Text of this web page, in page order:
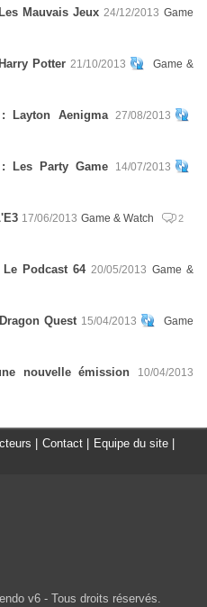
Mauvais Jeux 24/12/2013 Game
Potter 21/10/2013
Game &
Layton Aenigma
27/08/2013
Les Party Game
14/07/2013
17/06/2013 Game & Watch 2
Podcast 64 20/05/2013 Game &
Quest 15/04/2013
Game
nouvelle émission
10/04/2013
Contact Equipe du site
v6 - Tous droits réservés.